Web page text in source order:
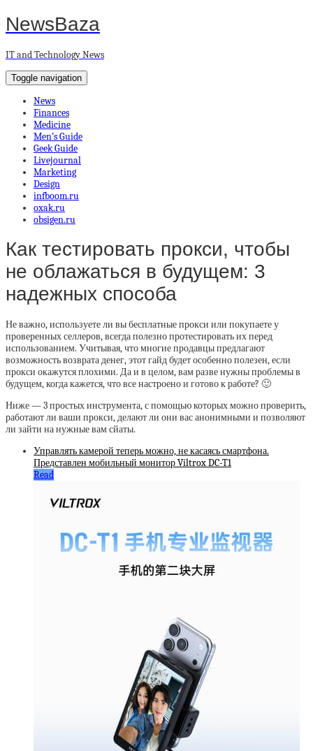
NewsBaza
IT and Technology News
Toggle navigation
News
Finances
Medicine
Men’s Guide
Geek Guide
Livejournal
Marketing
Design
infboom.ru
oxak.ru
obsigen.ru
Как тестировать прокси, чтобы
не облажаться в будущем: 3
надежных способа
Не важно, используете ли вы бесплатные прокси или покупаете у
проверенных селлеров, всегда полезно протестировать их перед
использованием. Учитывая, что многие продавцы предлагают
возможность возврата денег, этот гайд будет особенно полезен, если
прокси окажутся плохими. Да и в целом, вам разве нужны проблемы в
будущем, когда кажется, что все настроено и готово к работе? 🙂
Ниже — 3 простых инструмента, с помощью которых можно проверить,
работают ли ваши прокси, делают ли они вас анонимными и позволяют
ли зайти на нужные вам сйаты.
Управлять камерой теперь можно, не касаясь смартфона.
Представлен мобильный монитор Viltrox DC-T1
Read